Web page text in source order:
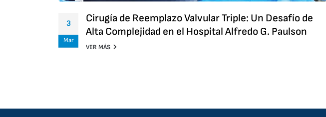
3
Mar
Cirugía de Reemplazo Valvular Triple: Un Desafío de
Alta Complejidad en el Hospital Alfredo G. Paulson
VER MÁS